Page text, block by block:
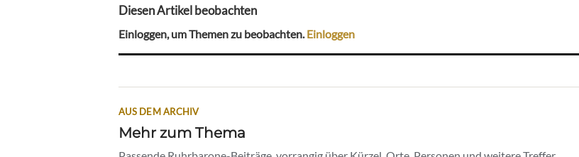
Diesen Artikel beobachten
Einloggen, um Themen zu beobachten.Einloggen
AUS DEM ARCHIV
Mehr zum Thema